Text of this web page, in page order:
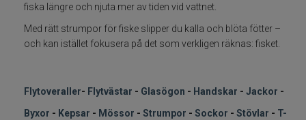
fiska längre och njuta mer av tiden vid vattnet.
Med rätt strumpor för fiske slipper du kalla och blöta fötter –
och kan istället fokusera på det som verkligen räknas: fisket.
Flytoveraller- Flytvästar - Glasögon - Handskar - Jackor -
Byxor - Kepsar - Mössor - Strumpor - Sockor - Stövlar - T-